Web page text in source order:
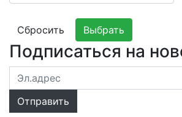
Сбросить Выбрать
Подписаться на